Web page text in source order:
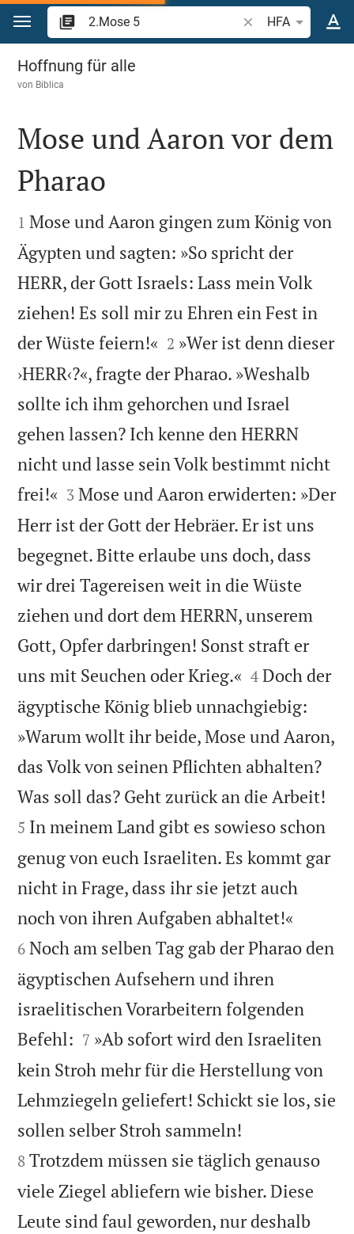
Zum Inhalt springen
Bibelstelle oder
HFA
2.Mose 5
Hoffnung für alle
von Biblica

Mose und Aaron vor dem
Pharao

1 Mose und Aaron gingen zum König von
Ägypten und sagten: »So spricht der
HERR, der Gott Israels: Lass mein Volk
ziehen! Es soll mir zu Ehren ein Fest in
der Wüste feiern!« 

2 »Wer ist denn dieser
›HERR‹?«, fragte der Pharao. »Weshalb
sollte ich ihm gehorchen und Israel
gehen lassen? Ich kenne den HERRN
nicht und lasse sein Volk bestimmt nicht
frei!« 

3 Mose und Aaron erwiderten: »Der
Herr ist der Gott der Hebräer. Er ist uns
begegnet. Bitte erlaube uns doch, dass
wir drei Tagereisen weit in die Wüste
ziehen und dort dem HERRN, unserem
Gott, Opfer darbringen! Sonst straft er
uns mit Seuchen oder Krieg.« 

4 Doch der
ägyptische König blieb unnachgiebig:
»Warum wollt ihr beide, Mose und Aaron,
das Volk von seinen Pflichten abhalten?
Was soll das? Geht zurück an die Arbeit!
5 In meinem Land gibt es sowieso schon
genug von euch Israeliten. Es kommt gar
nicht in Frage, dass ihr sie jetzt auch
noch von ihren Aufgaben abhaltet!«
6 Noch am selben Tag gab der Pharao den
ägyptischen Aufsehern und ihren
israelitischen Vorarbeitern folgenden
Befehl: 

7 »Ab sofort wird den Israeliten
kein Stroh mehr für die Herstellung von
Lehmziegeln geliefert! Schickt sie los, sie
sollen selber Stroh sammeln!
8 Trotzdem müssen sie täglich genauso
viele Ziegel abliefern wie bisher. Diese
Leute sind faul geworden, nur deshalb